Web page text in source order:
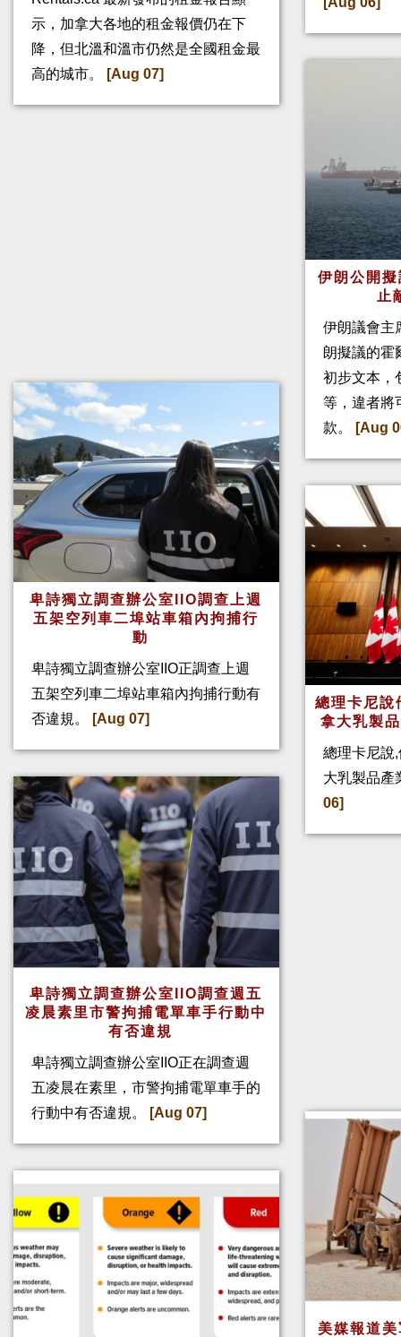
示，加拿大各地的租金報價仍在下
降，但北溫和溫市仍然是全國租金最
高的城市。
[Aug 07]
卑詩獨立調查辦公室IIO調查上週
五架空列車二埠站車箱內拘捕行
動
卑詩獨立調查辦公室IIO正調查上週
五架空列車二埠站車箱內拘捕行動有
否違規。
[Aug 07]
卑詩獨立調查辦公室IIO調查週五
凌晨素里市警拘捕電單車手行動中
有否違規
卑詩獨立調查辦公室IIO正在調查週
五凌晨在素里，市警拘捕電單車手的
行動中有否違規。
[Aug 07]
伊朗公開
止
伊朗議會主
朗擬議的霍
初步文本，
等，違者將
款。
[Aug
總理卡尼
拿大乳製
總理卡尼說
大乳製品產
06]
美媒報道